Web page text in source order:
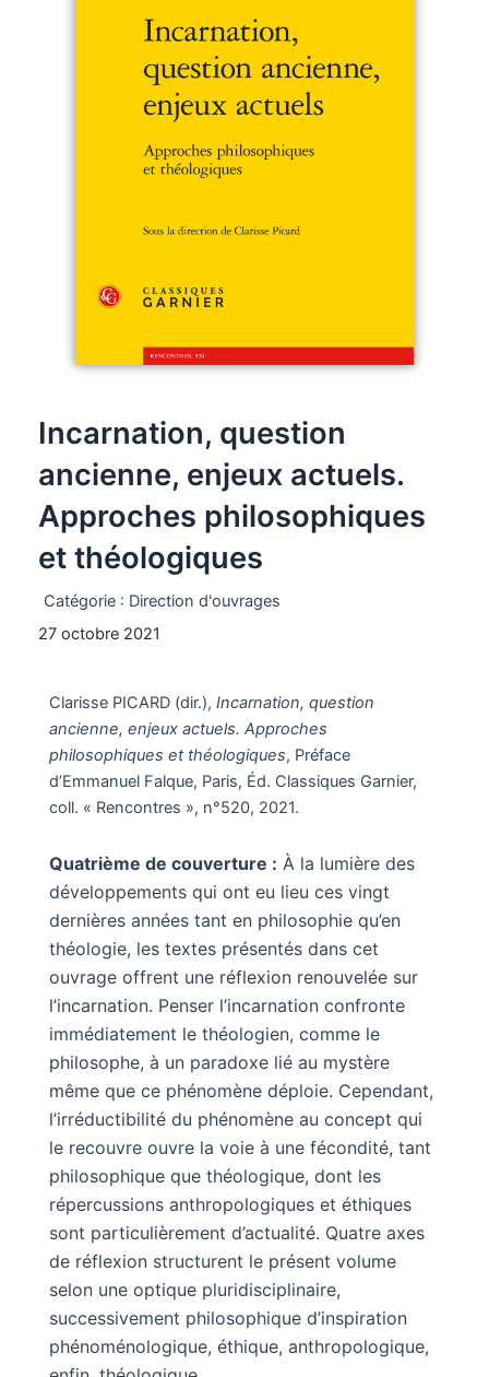
Incarnation, question
ancienne, enjeux actuels.
Approches philosophiques
et théologiques
Catégorie : Direction d'ouvrages
27 octobre 2021
Clarisse PICARD (dir.), Incarnation, question
ancienne, enjeux actuels. Approches
philosophiques et théologiques, Préface
d’Emmanuel Falque, Paris, Éd. Classiques Garnier,
coll. « Rencontres », n°520, 2021.
Quatrième de couverture : À la lumière des
développements qui ont eu lieu ces vingt
dernières années tant en philosophie qu’en
théologie, les textes présentés dans cet
ouvrage offrent une réflexion renouvelée sur
l’incarnation. Penser l’incarnation confronte
immédiatement le théologien, comme le
philosophe, à un paradoxe lié au mystère
même que ce phénomène déploie. Cependant,
l’irréductibilité du phénomène au concept qui
le recouvre ouvre la voie à une fécondité, tant
philosophique que théologique, dont les
répercussions anthropologiques et éthiques
sont particulièrement d’actualité. Quatre axes
de réflexion structurent le présent volume
selon une optique pluridisciplinaire,
successivement philosophique d’inspiration
phénoménologique, éthique, anthropologique,